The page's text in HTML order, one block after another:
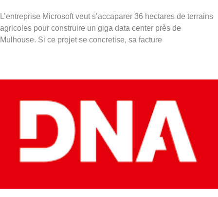
L’entreprise Microsoft veut s’accaparer 36 hectares de terrains
agricoles pour construire un giga data center près de
Mulhouse. Si ce projet se concretise, sa facture